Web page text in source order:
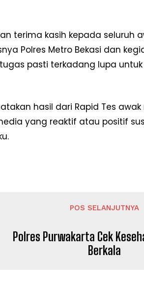
terima kasih kepada seluruh
Polres Metro Bekasi dan
pasti terkadang lupa
hasil dari Rapid Tes
yang reaktif atau positif
POS SELANJUTNYA
Polres Purwakarta Cek
Berkala